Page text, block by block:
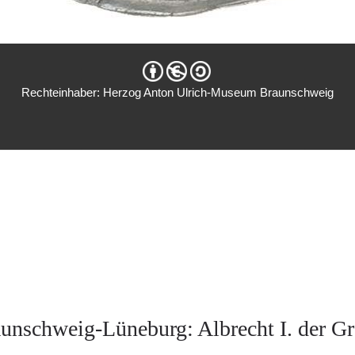
Rechteinhaber: Herzog Anton Ulrich-Museum Braunschweig
Lüneburg: Albrecht I. der